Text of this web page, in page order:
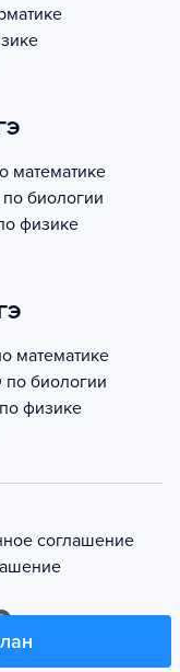
математике
биологии
физике
математике
биологии
физике
соглашение